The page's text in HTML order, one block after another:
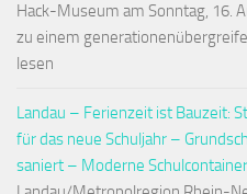
Hack-Museum am Sonntag, 16.
zu einem
lesen
Landau – Ferienzeit ist Bauzeit:
für das neue Schuljahr –
saniert – Moderne